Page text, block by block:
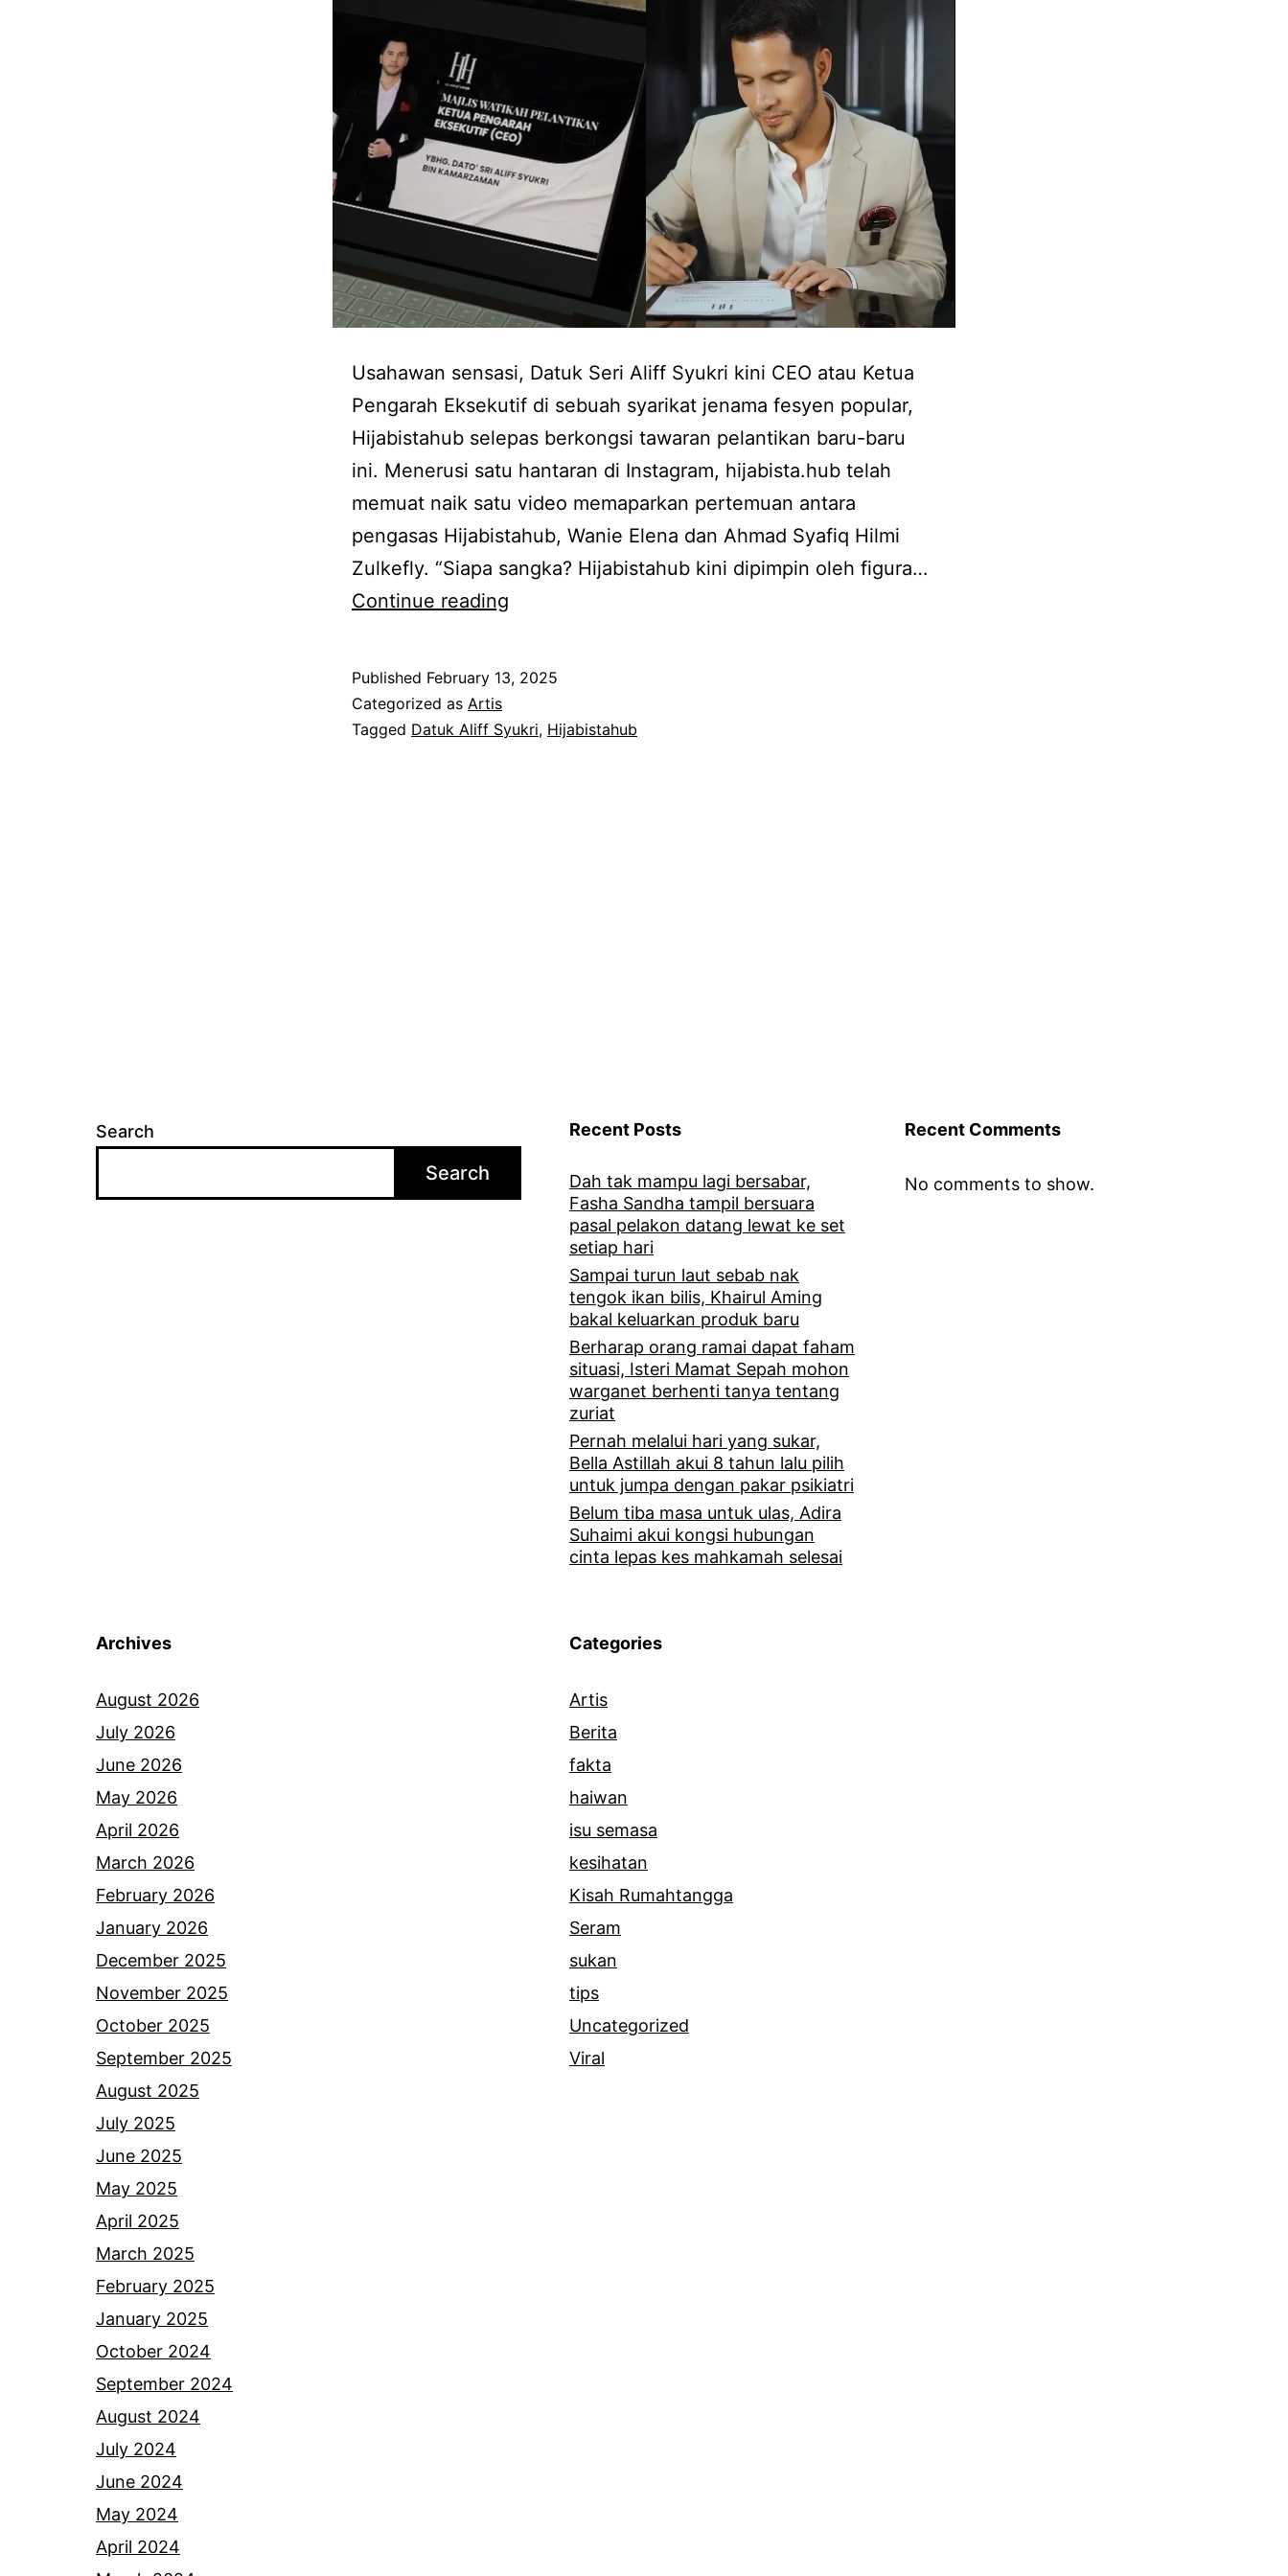
Usahawan sensasi, Datuk Seri Aliff Syukri kini CEO atau Ketua
Pengarah Eksekutif di sebuah syarikat jenama fesyen popular,
Hijabistahub selepas berkongsi tawaran pelantikan baru-baru
ini. Menerusi satu hantaran di Instagram, hijabista.hub telah
memuat naik satu video memaparkan pertemuan antara
pengasas Hijabistahub, Wanie Elena dan Ahmad Syafiq Hilmi
Zulkefly. “Siapa sangka? Hijabistahub kini dipimpin oleh figura…
Continue reading
terbaik,
popular
Published February 13, 2025
Categorized as Artis
Tagged Datuk Aliff Syukri, Hijabistahub
Search
Search
Recent Posts
Dah tak mampu lagi bersabar,
Fasha Sandha tampil bersuara
pasal pelakon datang lewat ke set
setiap hari
Sampai turun laut sebab nak
tengok ikan bilis, Khairul Aming
bakal keluarkan produk baru
Berharap orang ramai dapat faham
situasi, Isteri Mamat Sepah mohon
warganet berhenti tanya tentang
zuriat
Pernah melalui hari yang sukar,
Bella Astillah akui 8 tahun lalu pilih
untuk jumpa dengan pakar psikiatri
Belum tiba masa untuk ulas, Adira
Suhaimi akui kongsi hubungan
cinta lepas kes mahkamah selesai
Recent Comments
No comments to show.
Archives
August 2026
July 2026
June 2026
May 2026
April 2026
March 2026
February 2026
January 2026
December 2025
November 2025
October 2025
September 2025
August 2025
July 2025
June 2025
May 2025
April 2025
March 2025
February 2025
January 2025
October 2024
September 2024
August 2024
July 2024
June 2024
May 2024
April 2024
Categories
Artis
Berita
fakta
haiwan
isu semasa
kesihatan
Kisah Rumahtangga
Seram
sukan
tips
Uncategorized
Viral